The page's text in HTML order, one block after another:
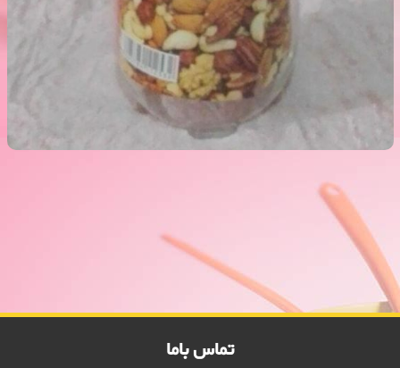
قوطی جای عسل متوسط 2000 فروش
5000 فروش
تماس باما